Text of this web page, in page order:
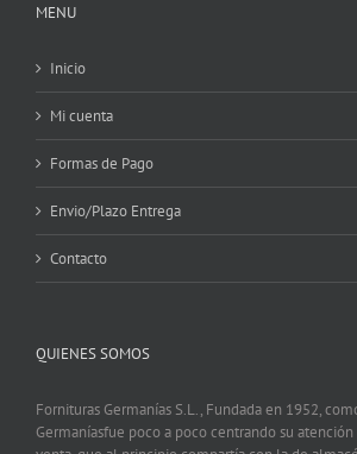
MENU
Inicio
Mi cuenta
Formas de Pago
Envio/Plazo Entrega
Contacto
QUIENES SOMOS
Fornituras Germanías S.L., Fundada en 1952,
Germaníasfue poco a poco centrando su